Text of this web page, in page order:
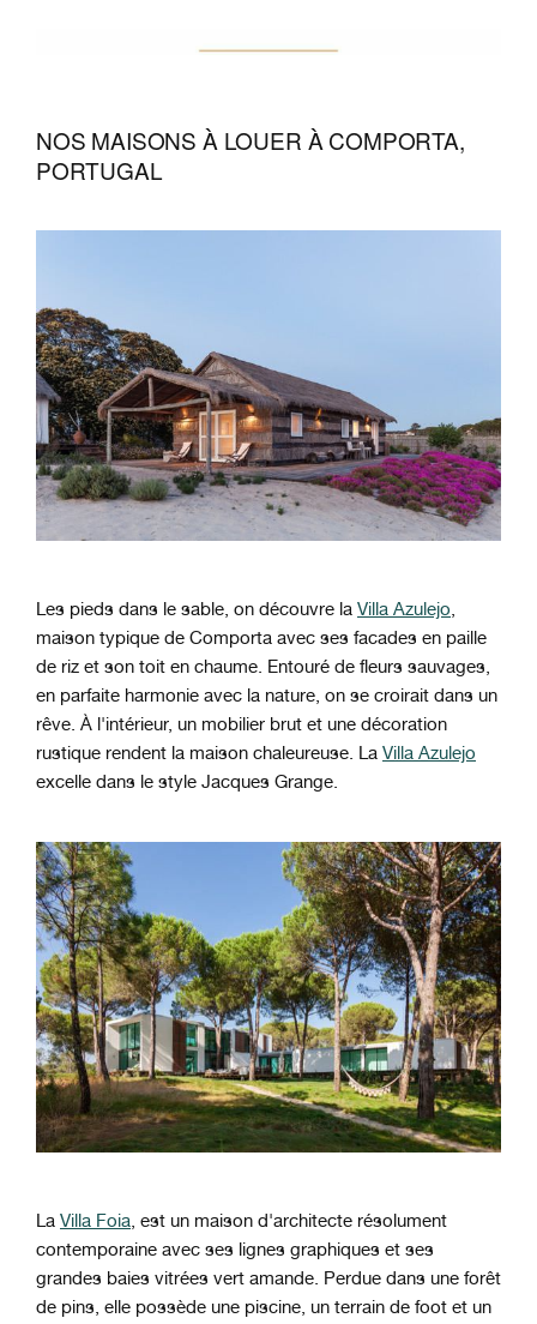
NOS MAISONS À LOUER À COMPORTA,
PORTUGAL
Les pieds dans le sable, on découvre la Villa Azulejo,
maison typique de Comporta avec ses facades en paille
de riz et son toit en chaume. Entouré de fleurs sauvages,
en parfaite harmonie avec la nature, on se croirait dans un
rêve. À l'intérieur, un mobilier brut et une décoration
rustique rendent la maison chaleureuse. La Villa Azulejo
excelle dans le style Jacques Grange.
La Villa Foia, est un maison d'architecte résolument
contemporaine avec ses lignes graphiques et ses
grandes baies vitrées vert amande. Perdue dans une forêt
de pins, elle possède une piscine, un terrain de foot et un